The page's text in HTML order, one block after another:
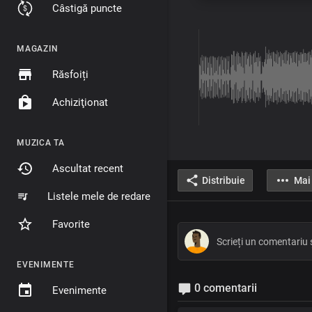
Câstigă puncte
MAGAZIN
Răsfoiți
Achiziţionat
MUZICA TA
Ascultat recent
Listele mele de redare
Favorite
EVENIMENTE
Evenimente
Distribuie
0 comentarii